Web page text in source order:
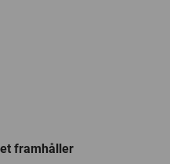
framhåller